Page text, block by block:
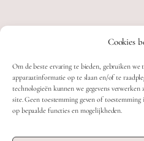
Cookies
Om de beste ervaring te bieden, gebruiken we
apparaatinformatie op te slaan en/of te
technologieën kunnen we gegevens
site. Geen toestemming geven of
op bepaalde functies en mogelijkheden.
OVER